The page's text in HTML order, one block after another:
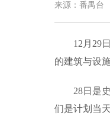
来源：番禺台
12月29
的建筑与设
28日是
们是计划当